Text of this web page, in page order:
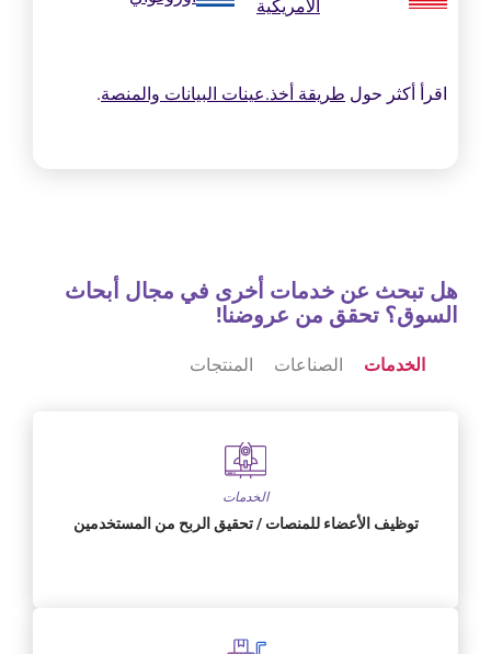
الأمريكية
اقرأ أكثر حول طريقة أخذ.عينات البيانات والمنصة.
هل تبحث عن خدمات أخرى في مجال أبحاث
السوق؟ تحقق من عروضنا!
الخدمات الصناعات المنتجات
الخدمات
توظيف الأعضاء للمنصات / تحقيق الربح من المستخدمين